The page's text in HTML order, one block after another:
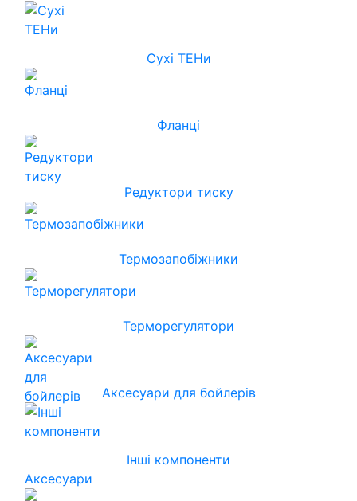
Сухі ТЕНи
Фланці
Редуктори тиску
Термозапобіжники
Терморегулятори
Аксесуари для бойлерів
Інші компоненти
Аксесуари